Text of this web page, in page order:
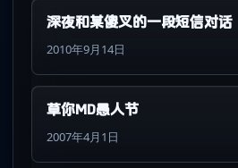
深夜和某傻叉的一段短信对话
2010年9月14日
草你MD愚人节
2007年4月1日